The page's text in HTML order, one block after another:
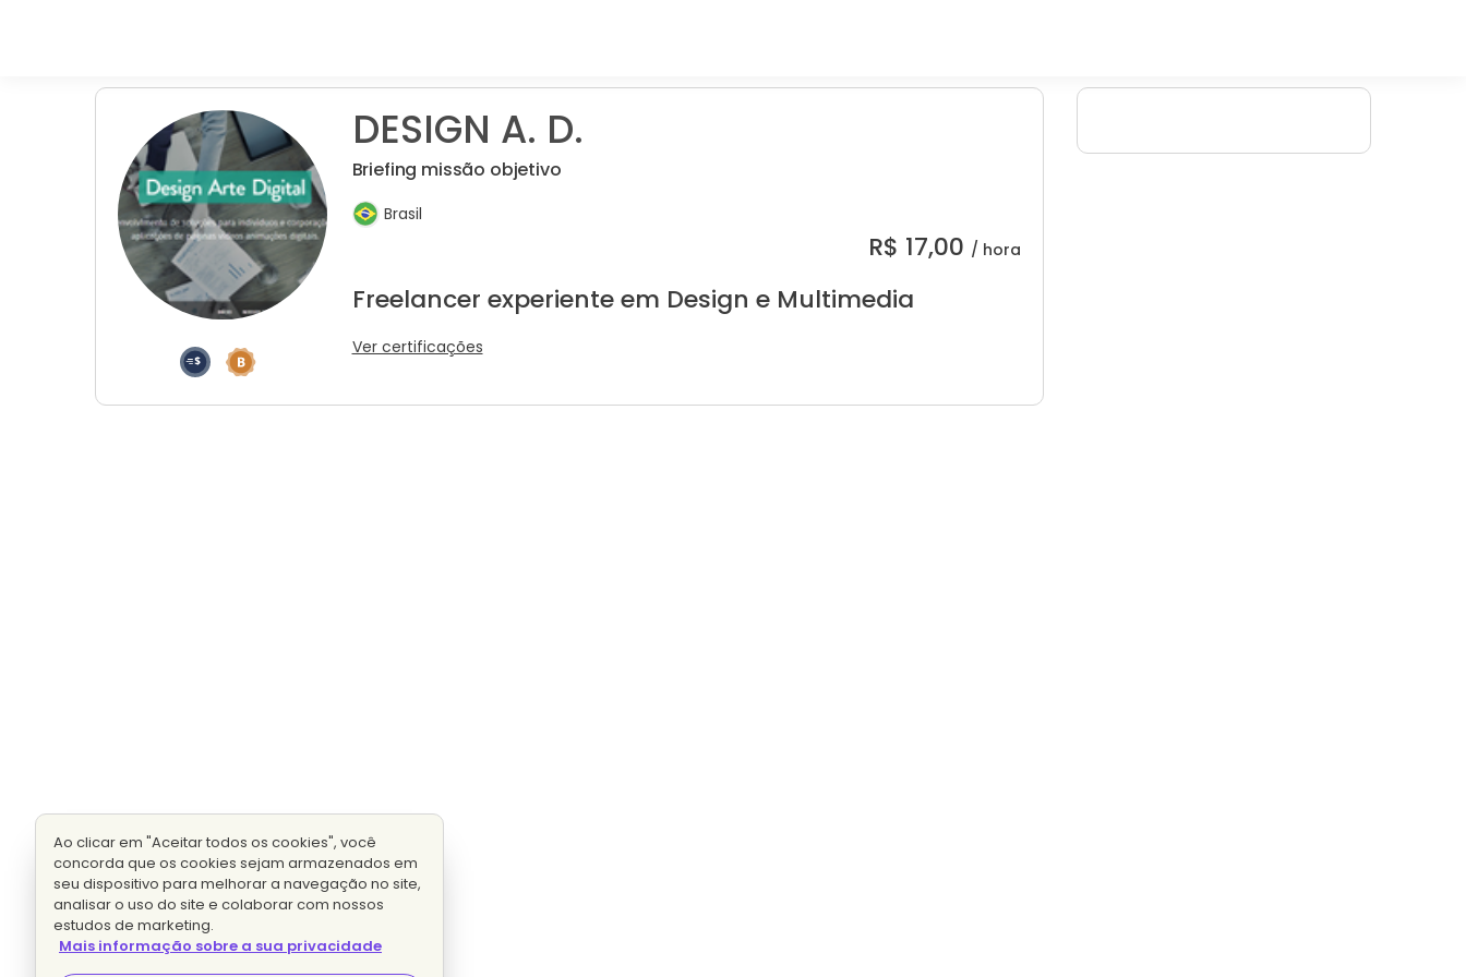
DESIGN A. D.
Briefing missão objetivo
Brasil
R$ 17,00 / hora
Freelancer experiente em Design e Multimedia
Ver certificações
Ao clicar em "Aceitar todos os cookies", você
concorda que os cookies sejam armazenados em
seu dispositivo para melhorar a navegação no site,
analisar o uso do site e colaborar com nossos
estudos de marketing.
Mais informação sobre a sua privacidade